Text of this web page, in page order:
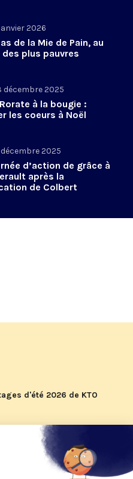
2026
de la Mie de Pain, au
des plus pauvres
décembre 2025
à la bougie :
les coeurs à Noël
décembre 2025
d’action de grâce à
après la
de Colbert
d'été 2026 de KTO
du pape Léon
à suivre sur KTO le